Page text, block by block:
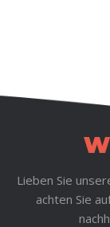
Lieben Sie
achten Sie